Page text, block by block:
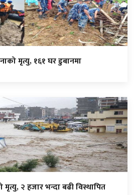
मृत्यु, १६१ घर डुबानमा
२ हजार भन्दा बढी विस्थापित